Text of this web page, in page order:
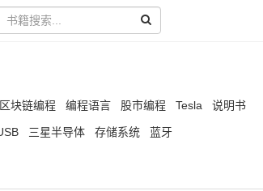
区块链编程 编程语言 股市编程 Tesla 说明书
三星半导体 存储系统 蓝牙